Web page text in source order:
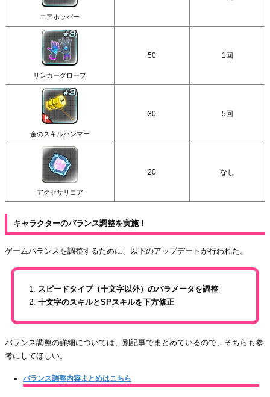
エアホッパー
リンカーグローブ
50 1回
金のスキルハンマー
30 5回
アクセサリコア
20 なし
キャラクターのバランス調整を実施！
ゲームバランスを調整するために、以下のアップデートが行われた。
スピードタイプ（十文字以外）のパラメータを調整
十文字のスキルとSPスキルを下方修正
バランス調整の詳細については、別記事でまとめているので、そちらも参
考にしてほしい。
バランス調整内容まとめはこちら